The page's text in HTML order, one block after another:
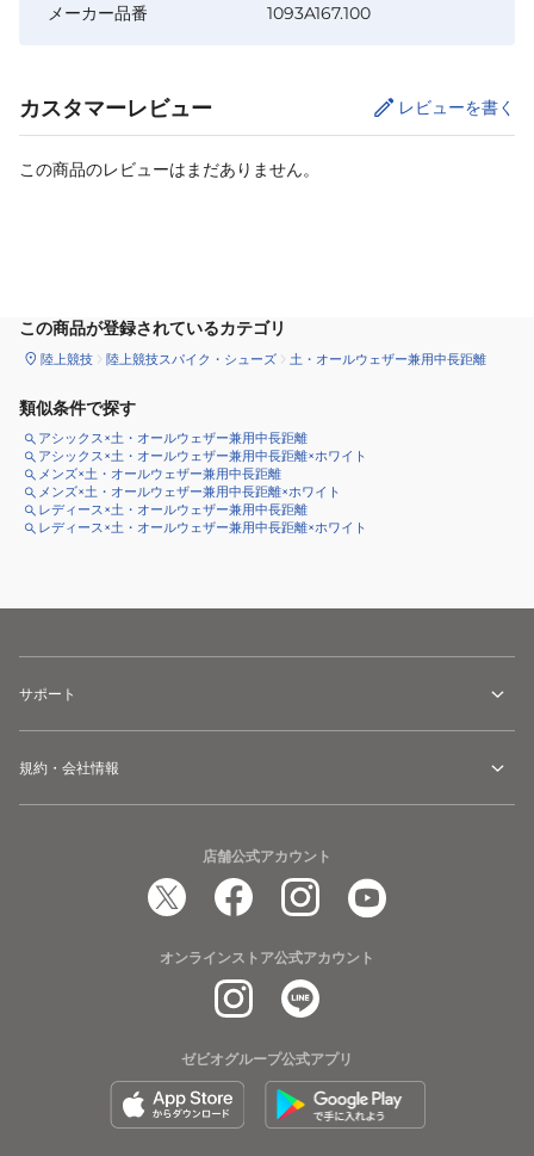
メーカー品番
1093A167.100
カスタマーレビュー レビューを書く
この商品のレビューはまだありません。
この商品が登録されているカテゴリ
陸上競技 陸上競技スパイク・シューズ 土・オールウェザー兼用中長距離
類似条件で探す
アシックス×土・オールウェザー兼用中長距離
アシックス×土・オールウェザー兼用中長距離×ホワイト
メンズ×土・オールウェザー兼用中長距離
メンズ×土・オールウェザー兼用中長距離×ホワイト
レディース×土・オールウェザー兼用中長距離
レディース×土・オールウェザー兼用中長距離×ホワイト
サポート
規約・会社情報
店舗公式アカウント
オンラインストア公式アカウント
ゼビオグループ公式アプリ